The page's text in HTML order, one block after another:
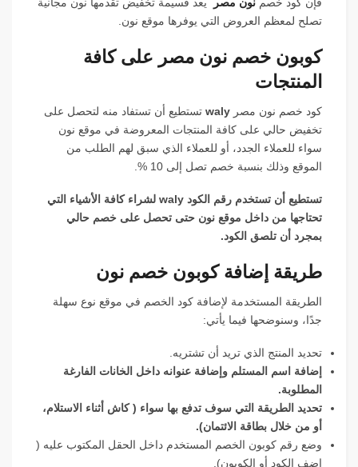
تصلح لمعظم العروض التي يوفرها موقع نون.
كوبون خصم نون مصر على كافة
المنتجات
كود خصم نون مصر walyتستطيع أن تستفاد منه لتحصل على
تخفيض حالي على كافة المنتجات المعروضة في موقع نون
سواء للعملاء الجدد، أو للعملاء الذي سبق لهم الطلب من
الموقع وذلك بنسبة خصم تصل إلى 10 %.
تستطيع أن تستخدم رقم الكود waly لشراء كافة الأشياء التي
تحتاجها من داخل موقع نون حتى تحصل على خصم حالي
بمجرد أن تلصق الكود.
طريقة إضافة كوبون خصم نون
الطريقة المستخدمة لإضافة كود الخصم في موقع نوع سهلة
جدًا، وسنوضحها فيما يأتي:
تحديد المنتج الذي تريد أن تشتريه.
إضافة اسم المستلم وإضافة عنوانه داخل الخانات الفارغة
المطلوبة.
تحديد الطريقة التي سوف تدفع بها سواء ( كاش أثناء الاستلام،
أو من خلال بطاقة الائتمان).
وضع رقم كوبون الخصم المستخدم داخل الحقل المكتوب عليه (
اضف الكود أو الكوبون).